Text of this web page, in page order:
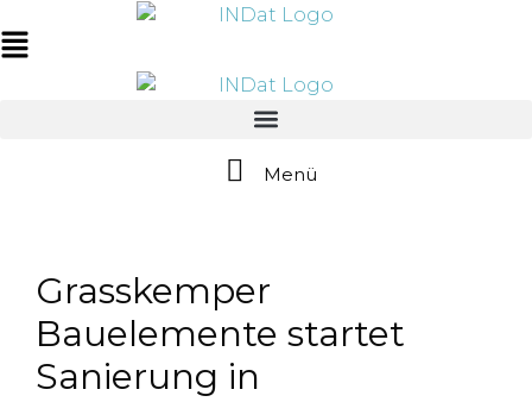
springen
Inhalt
Main
Menü
Grasskemper
Bauelemente startet
Sanierung in